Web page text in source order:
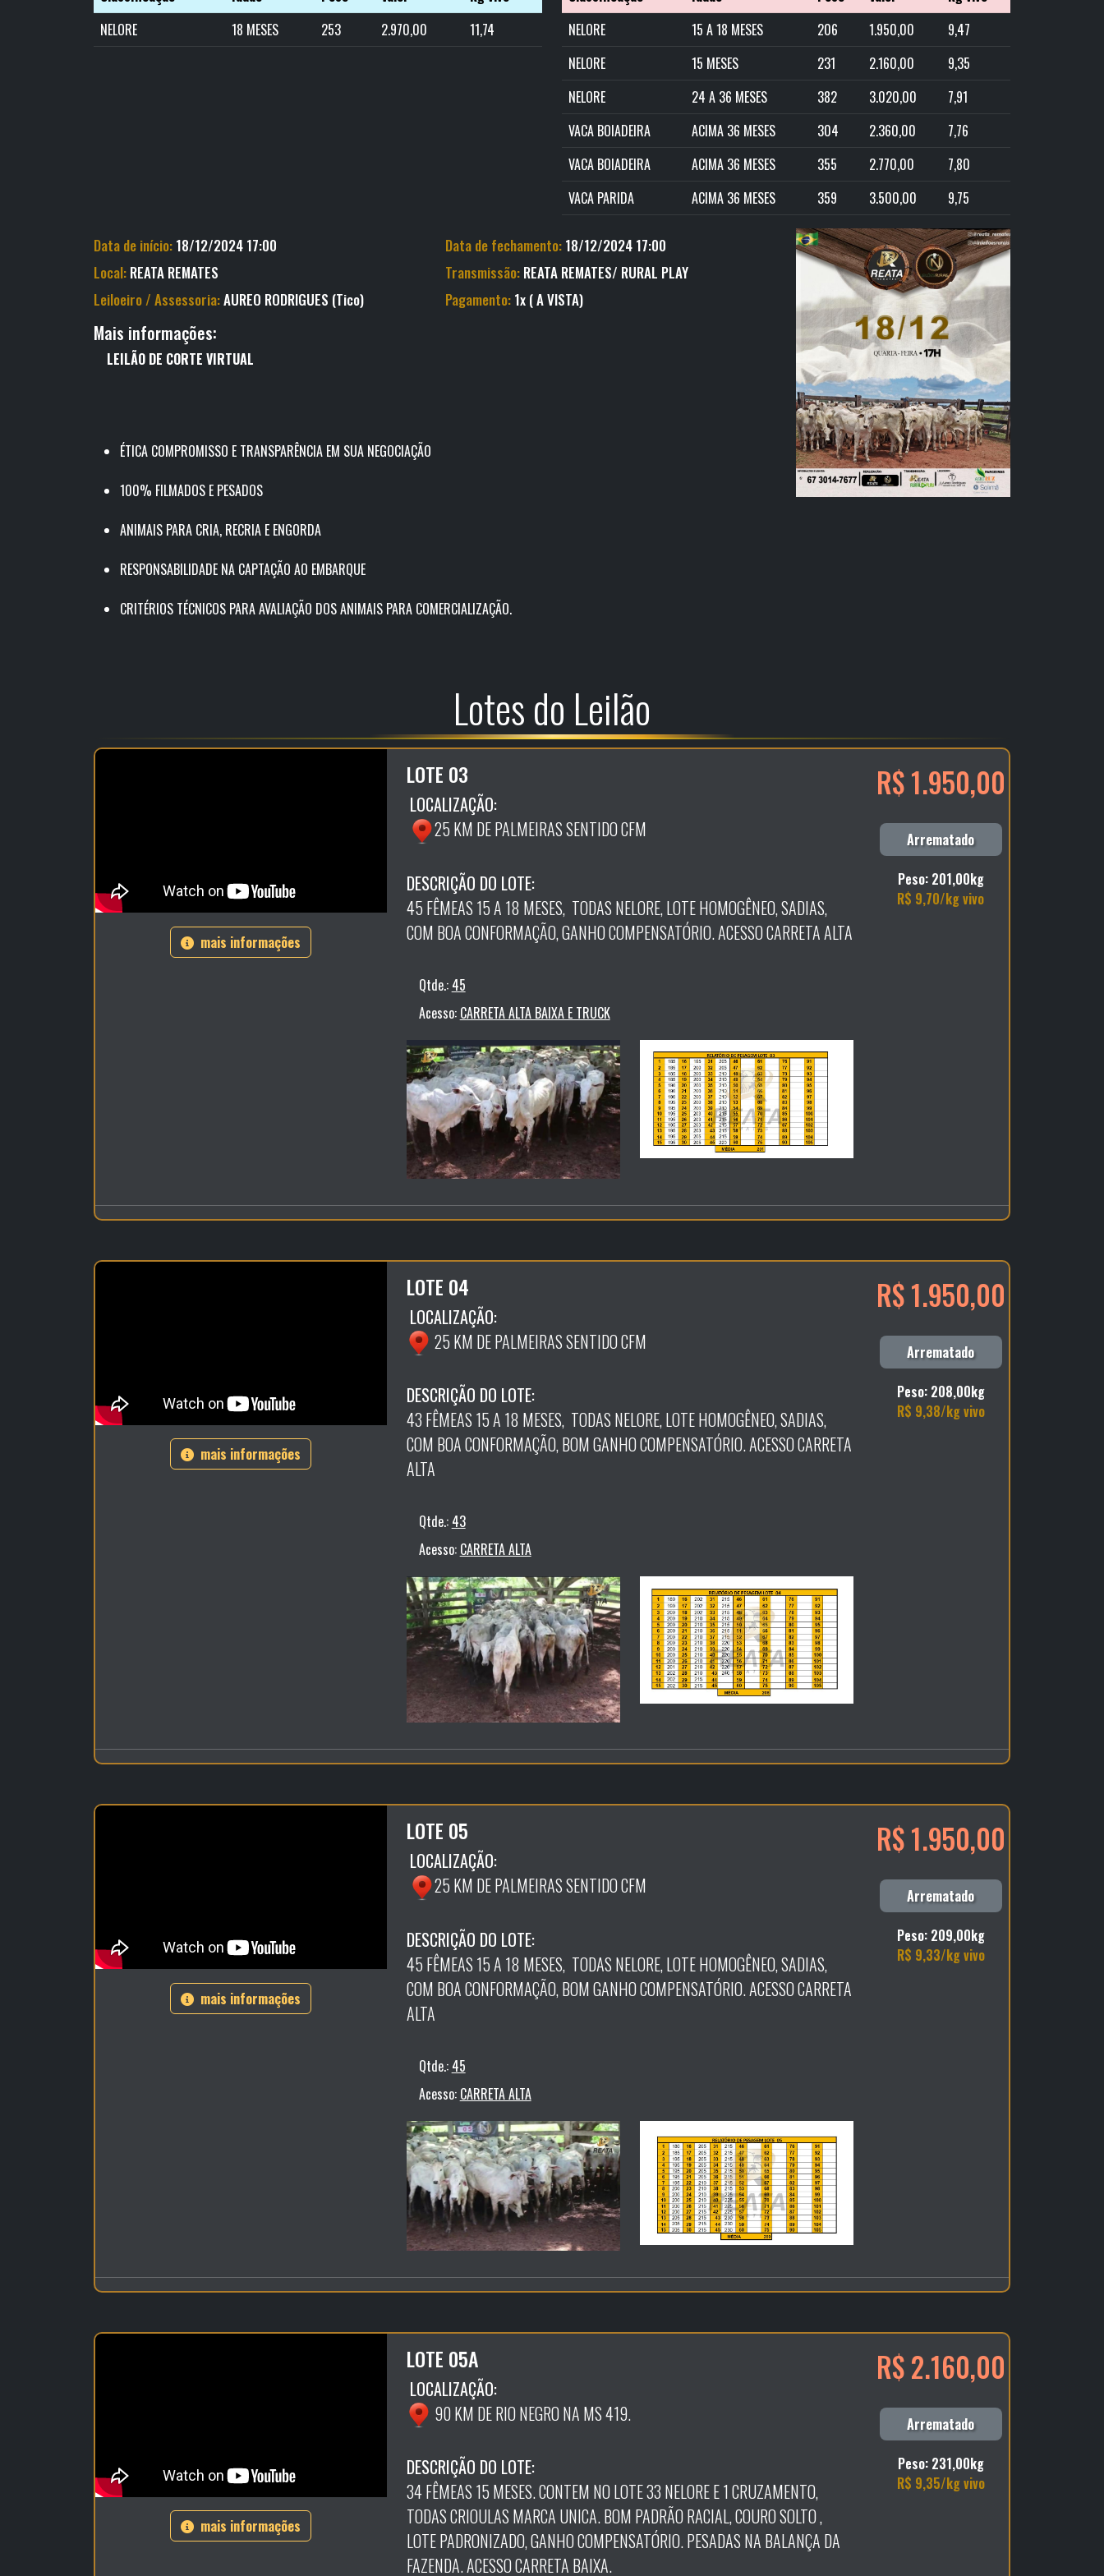
NELORE
18 MESES 253 2.970,00 11,74
NELORE
15 A 18 MESES 206 1.950,00
9,47
NELORE
15 MESES 231 2.160,00
9,35
NELORE
24 A 36 MESES 382 3.020,00
7,91
VACA BOIADEIRA
ACIMA 36 MESES 304 2.360,00
7,76
VACA BOIADEIRA
ACIMA 36 MESES 355 2.770,00
7,80
VACA PARIDA
ACIMA 36 MESES 359 3.500,00 9,75
Data de início: 18/12/2024 17:00 Data de fechamento: 18/12/2024 17:00
Local: REATA REMATES Transmissão: REATA REMATES/ RURAL PLAY
Leiloeiro / Assessoria:AUREO RODRIGUES (Tico) Pagamento: 1x ( A VISTA)
Mais informações:
LEILÃO DE CORTE VIRTUAL
ÉTICA COMPROMISSO E TRANSPARÊNCIA EM SUA NEGOCIAÇÃO
100% FILMADOS E PESADOS
ANIMAIS PARA CRIA, RECRIA E ENGORDA
RESPONSABILIDADE NA CAPTAÇÃO AO EMBARQUE
CRITÉRIOS TÉCNICOS PARA AVALIAÇÃO DOS ANIMAIS PARA COMERCIALIZAÇÃO.
Lotes do Leilão
mais informações
LOTE 03
LOCALIZAÇÃO:
25 KM DE PALMEIRAS SENTIDO CFM
DESCRIÇÃO DO LOTE:
45 FÊMEAS 15 A 18 MESES, TODAS NELORE, LOTE HOMOGÊNEO, SADIAS,
COM BOA CONFORMAÇÃO, GANHO COMPENSATÓRIO. ACESSO CARRETA ALTA
Qtde.: 45
Acesso: CARRETA ALTA BAIXA E TRUCK
R$ 1.950,00
Arrematado
Peso: 201,00kg
R$ 9,70/kg vivo
mais informações
LOTE 04
LOCALIZAÇÃO:
25 KM DE PALMEIRAS SENTIDO CFM
DESCRIÇÃO DO LOTE:
43 FÊMEAS 15 A 18 MESES, TODAS NELORE, LOTE HOMOGÊNEO, SADIAS,
COM BOA CONFORMAÇÃO, BOM GANHO COMPENSATÓRIO. ACESSO CARRETA
ALTA
Qtde.: 43
Acesso: CARRETA ALTA
R$ 1.950,00
Arrematado
Peso: 208,00kg
R$ 9,38/kg vivo
mais informações
LOTE 05
LOCALIZAÇÃO:
25 KM DE PALMEIRAS SENTIDO CFM
DESCRIÇÃO DO LOTE:
45 FÊMEAS 15 A 18 MESES, TODAS NELORE, LOTE HOMOGÊNEO, SADIAS,
COM BOA CONFORMAÇÃO, BOM GANHO COMPENSATÓRIO. ACESSO CARRETA
ALTA
Qtde.: 45
Acesso: CARRETA ALTA
R$ 1.950,00
Arrematado
Peso: 209,00kg
R$ 9,33/kg vivo
mais informações
LOTE 05A
LOCALIZAÇÃO:
90 KM DE RIO NEGRO NA MS 419.
DESCRIÇÃO DO LOTE:
34 FÊMEAS 15 MESES. CONTEM NO LOTE 33 NELORE E 1 CRUZAMENTO,
TODAS CRIOULAS MARCA UNICA. BOM PADRÃO RACIAL, COURO SOLTO ,
LOTE PADRONIZADO, GANHO COMPENSATÓRIO. PESADAS NA BALANÇA DA
FAZENDA. ACESSO CARRETA BAIXA.
R$ 2.160,00
Arrematado
Peso: 231,00kg
R$ 9,35/kg vivo